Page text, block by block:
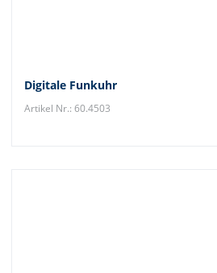
Digitale Funkuhr
Artikel Nr.: 60.4503